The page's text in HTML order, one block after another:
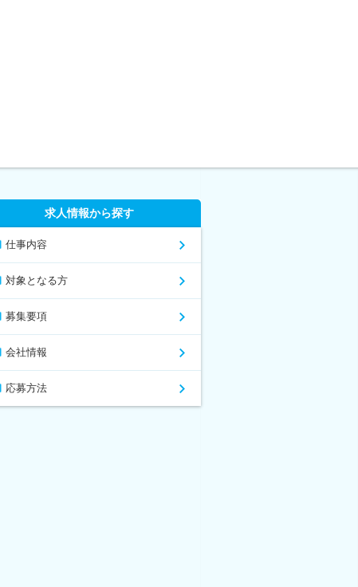
求人情報から探す
仕事内容
対象となる方
募集要項
会社情報
応募方法